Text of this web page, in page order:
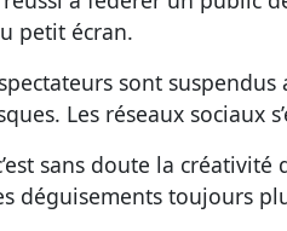
petit écran.
sont
Les réseaux
sans doute la
déguisements toujours